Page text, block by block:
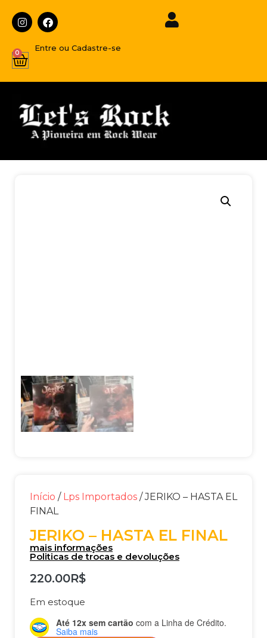
Entre ou Cadastre-se
0
Início / Lps Importados / JERIKO – HASTA EL
FINAL
JERIKO – HASTA EL FINAL
mais informações
Politicas de trocas e devoluções
220.00R$
Em estoque
Até 12x sem cartão com a Linha de Crédito.
Saiba mais